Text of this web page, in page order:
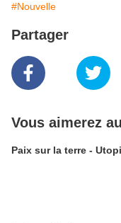
#Nouvelle
Partager
Vous aimerez